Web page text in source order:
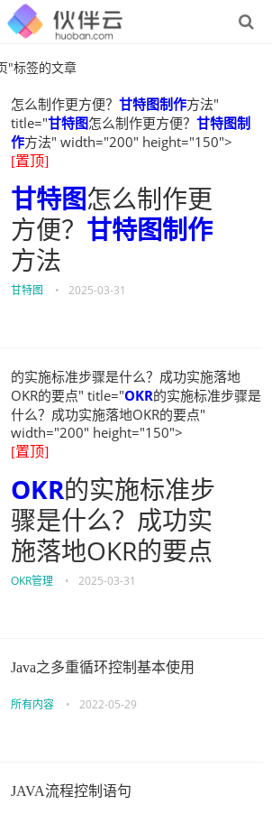
"标签的文章
怎么制作更方便？ 甘特图制作方法"
title="甘特图怎么制作更方便？ 甘特图制
作方法" width="200" height="150">
[置顶]
甘特图怎么制作更
方便？ 甘特图制作
方法
甘特图 • 2025-03-31
的实施标准步骤是什么？成功实施落地
OKR的要点" title="OKR的实施标准步骤是
什么？成功实施落地OKR的要点"
width="200" height="150">
[置顶]
OKR的实施标准步
骤是什么？成功实
施落地OKR的要点
OKR管理 • 2025-03-31
Java之多重循环控制基本使用
所有内容 • 2022-05-29
JAVA流程控制语句